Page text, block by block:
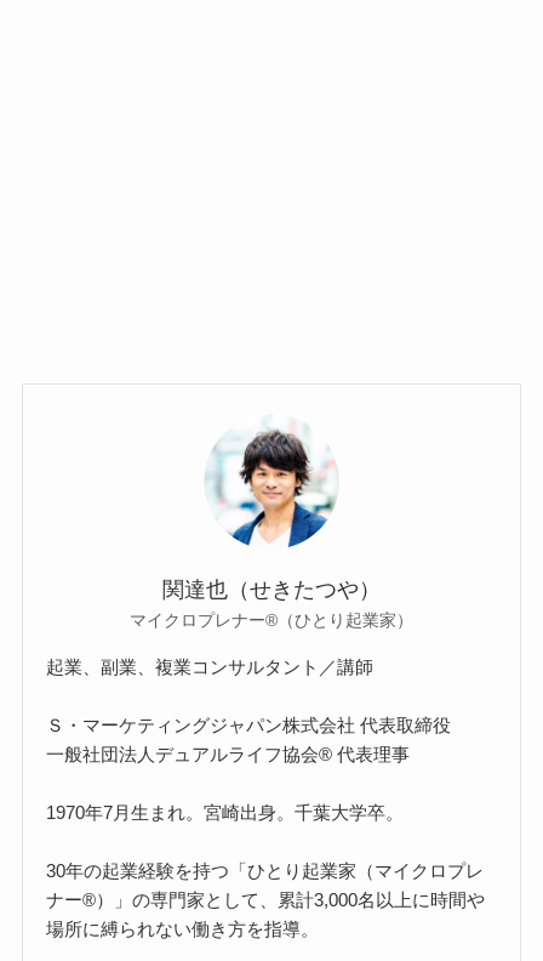
関達也（せきたつや）
マイクロプレナー®（ひとり起業家）
起業、副業、複業コンサルタント／講師
Ｓ・マーケティングジャパン株式会社 代表取締役
一般社団法人デュアルライフ協会® 代表理事
1970年7月生まれ。宮崎出身。千葉大学卒。
30年の起業経験を持つ「ひとり起業家（マイクロプレ
ナー®）」の専門家として、累計3,000名以上に時間や
場所に縛られない働き方を指導。